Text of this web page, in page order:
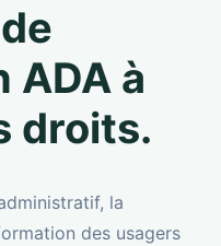
ADA à
droits.
la
des usagers